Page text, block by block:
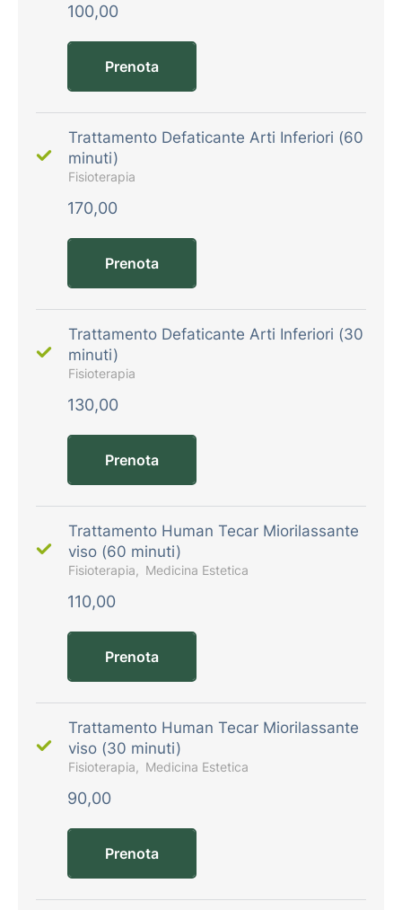
100,00
Prenota
Trattamento Defaticante Arti Inferiori (60
minuti)
Fisioterapia
170,00
Prenota
Trattamento Defaticante Arti Inferiori (30
minuti)
Fisioterapia
130,00
Prenota
Trattamento Human Tecar Miorilassante
viso (60 minuti)
Fisioterapia Medicina Estetica
110,00
Prenota
Trattamento Human Tecar Miorilassante
viso (30 minuti)
Fisioterapia Medicina Estetica
90,00
Prenota